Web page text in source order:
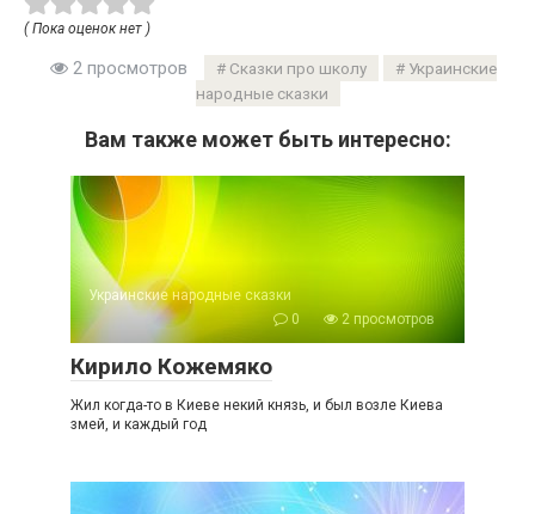
( Пока оценок нет )
2 просмотров Сказки про школу
Украинские
народные сказки
Вам также может быть интересно:
Украинские народные сказки
0
2 просмотров
Кирило Кожемяко
Жил когда-то в Киеве некий князь, и был возле Киева
змей, и каждый год